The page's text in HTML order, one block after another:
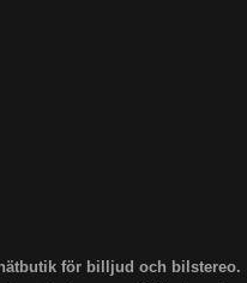
för billjud och bilstereo.